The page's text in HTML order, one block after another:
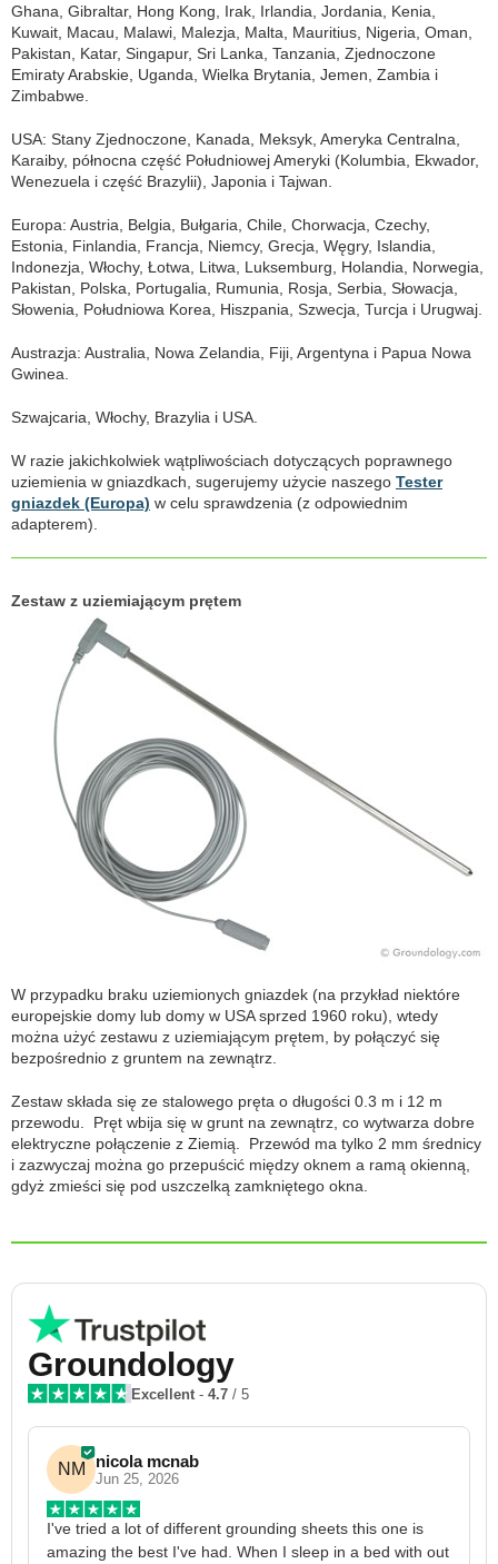
Ghana, Gibraltar, Hong Kong, Irak, Irlandia, Jordania, Kenia,
Kuwait, Macau, Malawi, Malezja, Malta, Mauritius, Nigeria, Oman,
Pakistan, Katar, Singapur, Sri Lanka, Tanzania, Zjednoczone
Emiraty Arabskie, Uganda, Wielka Brytania, Jemen, Zambia i
Zimbabwe.
USA: Stany Zjednoczone, Kanada, Meksyk, Ameryka Centralna,
Karaiby, północna część Południowej Ameryki (Kolumbia, Ekwador,
Wenezuela i część Brazylii), Japonia i Tajwan.
Europa: Austria, Belgia, Bułgaria, Chile, Chorwacja, Czechy,
Estonia, Finlandia, Francja, Niemcy, Grecja, Węgry, Islandia,
Indonezja, Włochy, Łotwa, Litwa, Luksemburg, Holandia, Norwegia,
Pakistan, Polska, Portugalia, Rumunia, Rosja, Serbia, Słowacja,
Słowenia, Południowa Korea, Hiszpania, Szwecja, Turcja i Urugwaj.
Austrazja: Australia, Nowa Zelandia, Fiji, Argentyna i Papua Nowa
Gwinea.
Szwajcaria, Włochy, Brazylia i USA.
W razie jakichkolwiek wątpliwościach dotyczących poprawnego
uziemienia w gniazdkach, sugerujemy użycie naszego Tester
gniazdek (Europa) w celu sprawdzenia (z odpowiednim
adapterem).
Zestaw z uziemiającym prętem
W przypadku braku uziemionych gniazdek (na przykład niektóre
europejskie domy lub domy w USA sprzed 1960 roku), wtedy
można użyć zestawu z uziemiającym prętem, by połączyć się
bezpośrednio z gruntem na zewnątrz.
Zestaw składa się ze stalowego pręta o długości 0.3 m i 12 m
przewodu. Pręt wbija się w grunt na zewnątrz, co wytwarza dobre
elektryczne połączenie z Ziemią. Przewód ma tylko 2 mm średnicy
i zazwyczaj można go przepuścić między oknem a ramą okienną,
gdyż zmieści się pod uszczelką zamkniętego okna.
Groundology
Excellent - 4.7 / 5
NM nicola mcnab
Jun 25, 2026
I've tried a lot of different grounding sheets this one is
amazing the best I've had. When I sleep in a bed with out